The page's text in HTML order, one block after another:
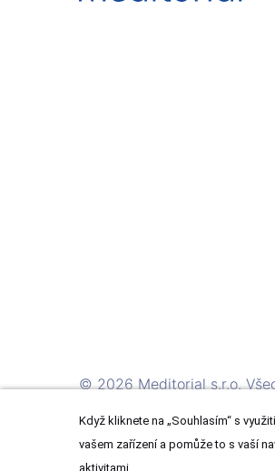
© 2026 Meditorial s.r.o.
Když kliknete na „Souhlasím“ s
vašem zařízení a pomůže to s vaší
aktivitami.